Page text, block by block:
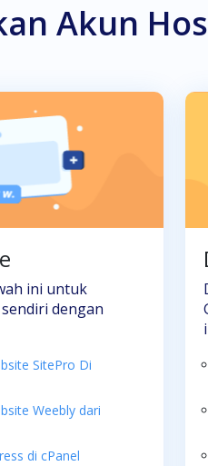
Akun
ini untuk
dengan
SitePro Di
Weebly dari
di cPanel